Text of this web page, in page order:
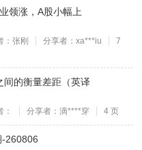
领涨，A股小幅上
：张刚 分享者：xa***iu
7
间的衡量差距（英译
： 分享者：滴****穿 4 页
260806